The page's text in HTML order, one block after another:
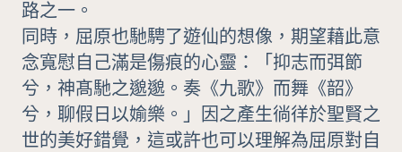
路之一。
同時，屈原也馳騁了遊仙的想像，期望藉此意
念寬慰自己滿是傷痕的心靈：「抑志而弭節
兮，神髙馳之邈邈。奏《九歌》而舞《韶》
兮，聊假日以媮樂。」因之產生徜徉於聖賢之
世的美好錯覺，這或許也可以理解為屈原對自